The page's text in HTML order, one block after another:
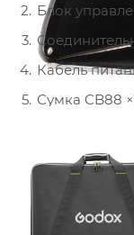
Блок
Кабель
Сумка CB88
Съемная